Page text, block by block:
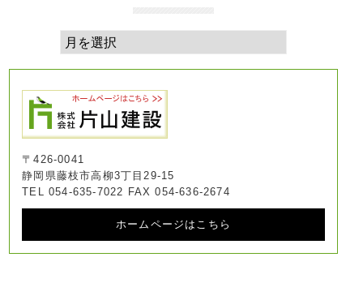
〒426-0041
静岡県藤枝市高柳3丁目29-15
TEL 054-635-7022 FAX 054-636-2674
ホームページはこちら